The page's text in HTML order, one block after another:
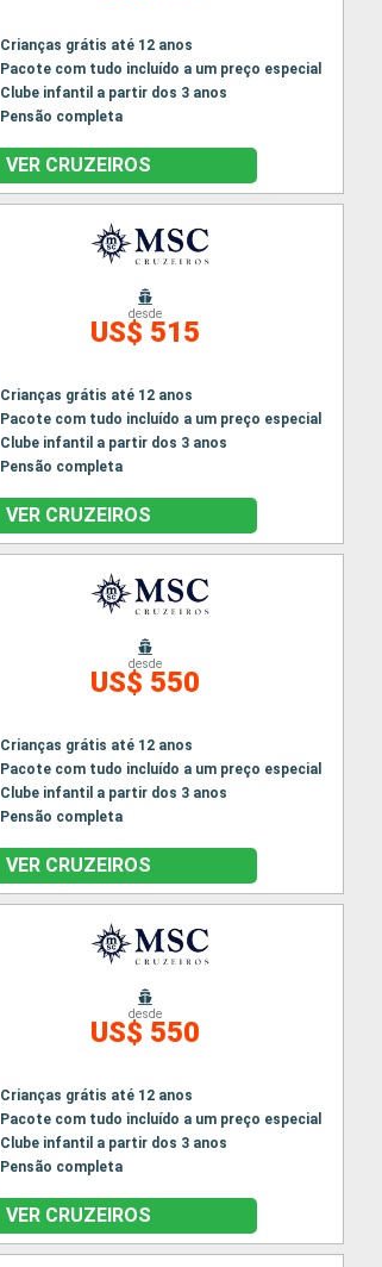
Crianças grátis até 12 anos
Pacote com tudo incluído a um preço especial
Clube infantil a partir dos 3 anos
Pensão completa
VER CRUZEIROS
desde
US$ 515
Crianças grátis até 12 anos
Pacote com tudo incluído a um preço especial
Clube infantil a partir dos 3 anos
Pensão completa
VER CRUZEIROS
desde
US$ 550
Crianças grátis até 12 anos
Pacote com tudo incluído a um preço especial
Clube infantil a partir dos 3 anos
Pensão completa
VER CRUZEIROS
desde
US$ 550
Crianças grátis até 12 anos
Pacote com tudo incluído a um preço especial
Clube infantil a partir dos 3 anos
Pensão completa
VER CRUZEIROS